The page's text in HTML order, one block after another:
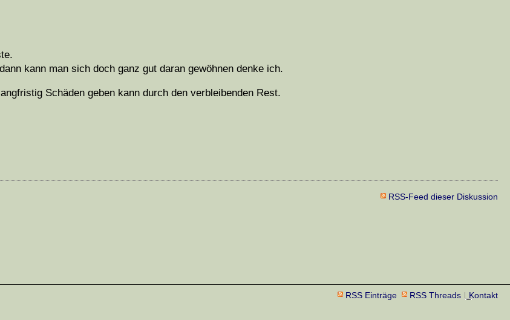
kann man sich doch ganz gut daran gewöhnen denke ich.
Schäden geben kann durch den verbleibenden Rest.
RSS-Feed dieser Diskussion
RSS Einträge RSS Threads Kontakt